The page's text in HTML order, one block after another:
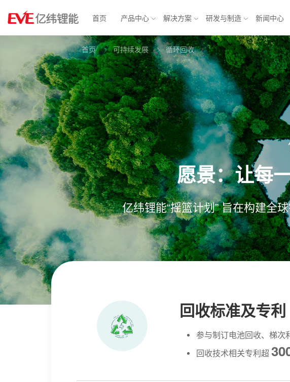
首页 产品中心 解决方案 研发与制造 新闻中心
消费电池
锂原电池
小型锂离子电池
圆柱电池
动力电池
方形铁锂电池
软包三元电池
大圆柱电池
BMS
物联网解决方案
智能表计
汽车电子
智能安防
智慧城市
消费应用
轻型动力
能源互联
乘用车
储能
愿景：让每
亿纬锂能“摇篮计划” 旨在构建全
首页 可持续发展 循环回收
回收标准及专利
参与制订电池回收、梯
回收技术相关专利超